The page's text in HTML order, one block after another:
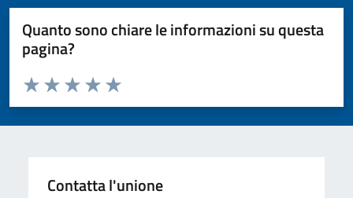
Quanto sono chiare le informazioni su questa
pagina?
Valuta da 1 a 5 stelle la pagina
Valuta 5 stelle su 5
Valuta 4 stelle su 5
Valuta 3 stelle su 5
Valuta 2 stelle su 5
Valuta 1 stelle su 5
Contatta l'unione